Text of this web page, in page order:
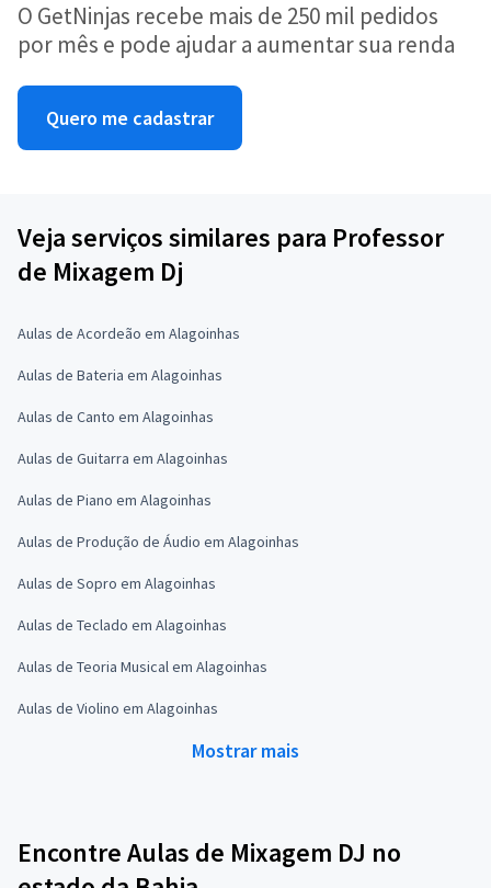
O GetNinjas recebe mais de 250 mil pedidos
por mês e pode ajudar a aumentar sua renda
Quero me cadastrar
Veja serviços similares para Professor
de Mixagem Dj
Aulas de Acordeão em Alagoinhas
Aulas de Bateria em Alagoinhas
Aulas de Canto em Alagoinhas
Aulas de Guitarra em Alagoinhas
Aulas de Piano em Alagoinhas
Aulas de Produção de Áudio em Alagoinhas
Aulas de Sopro em Alagoinhas
Aulas de Teclado em Alagoinhas
Aulas de Teoria Musical em Alagoinhas
Aulas de Violino em Alagoinhas
Mostrar mais
Encontre Aulas de Mixagem DJ no